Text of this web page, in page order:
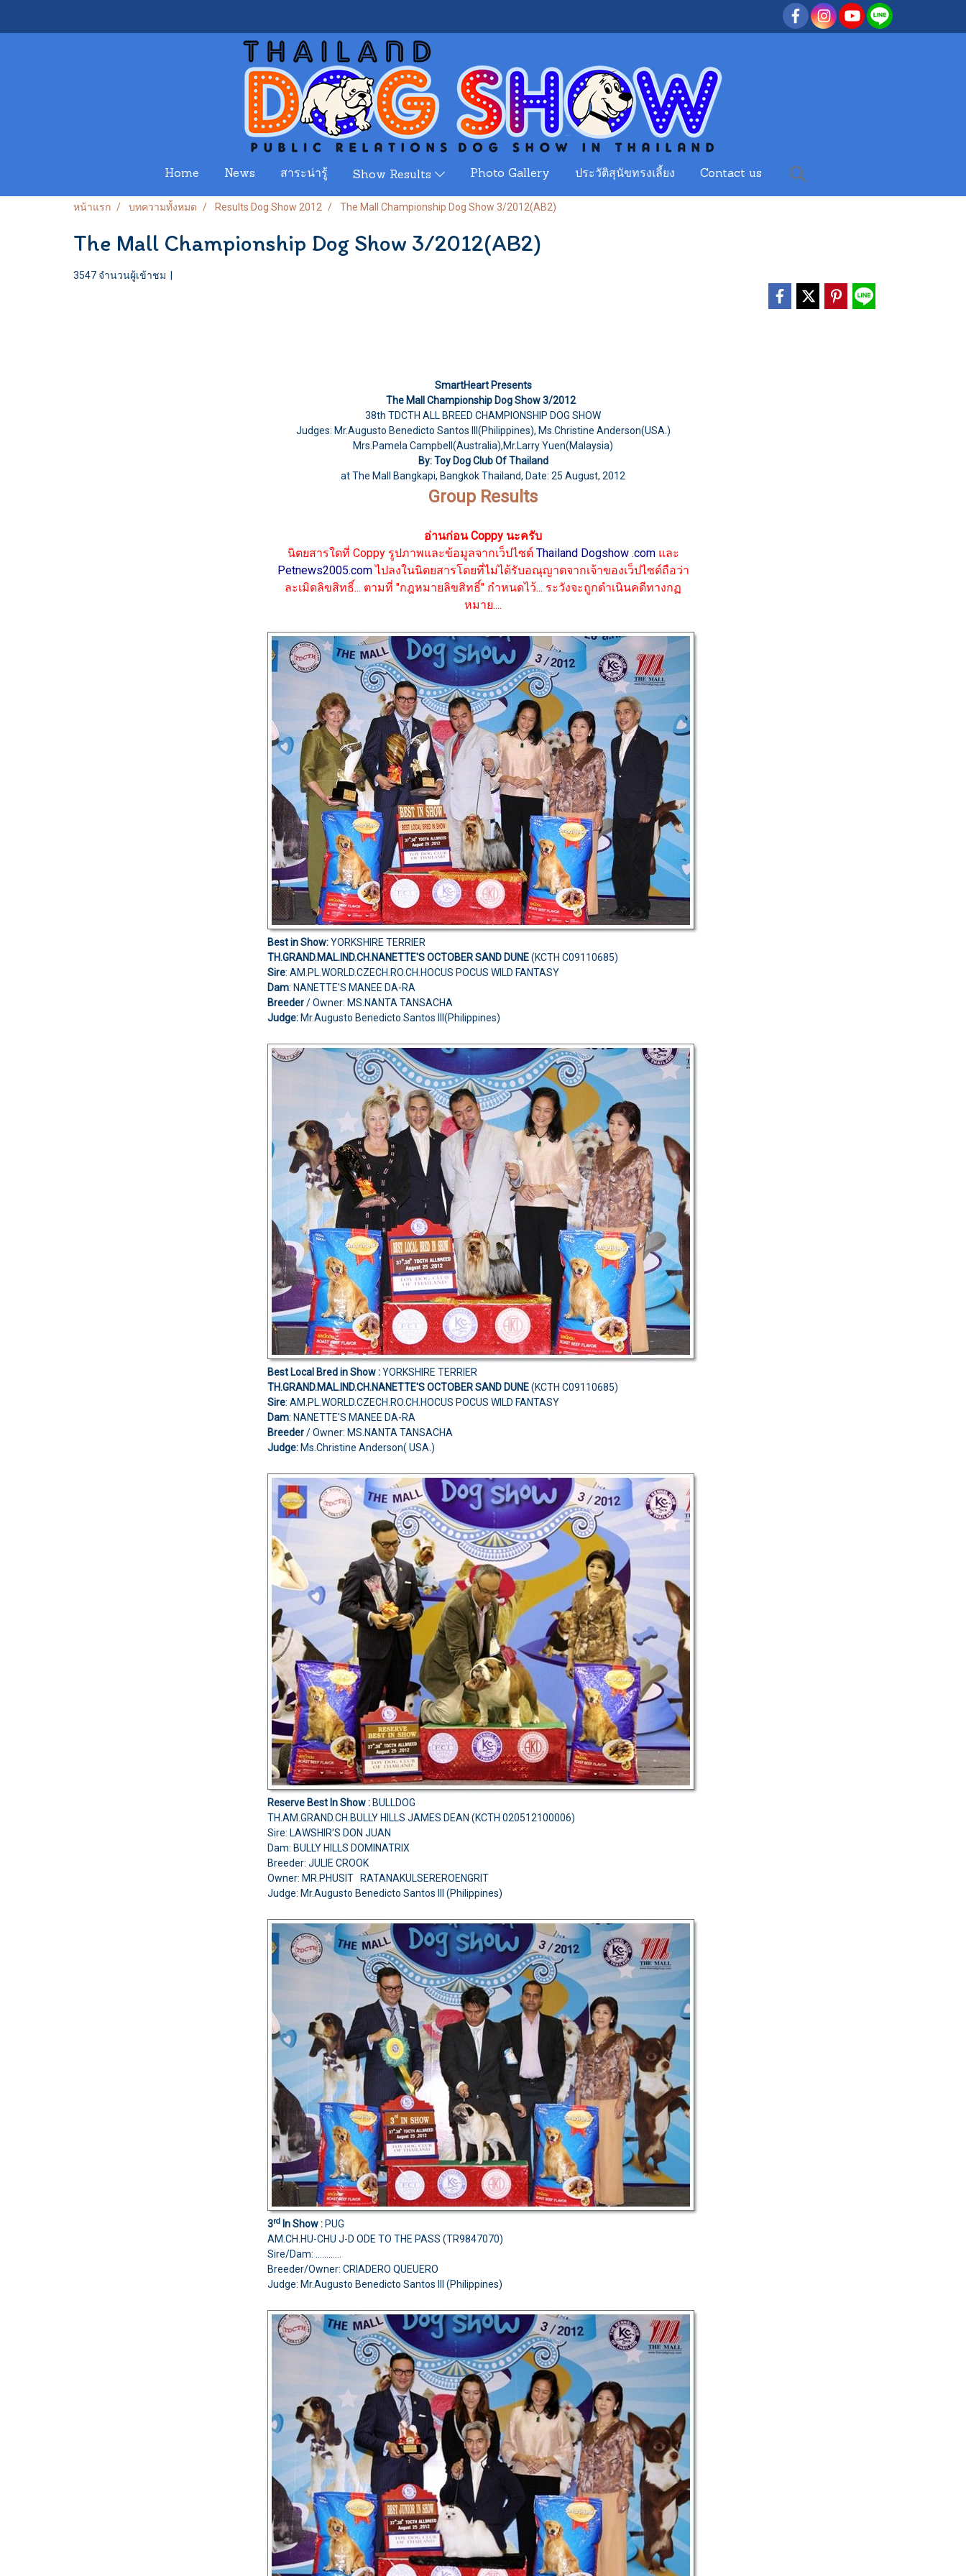
Home News สาระน่ารู้ Show Results Photo Gallery ประวัติสุนัขทรงเลี้ยง Contact us
หน้าแรก บทความทั้งหมด Results Dog Show 2012 The Mall Championship Dog Show 3/2012(AB2)
The Mall Championship Dog Show 3/2012(AB2)
3547 จำนวนผู้เข้าชม |
SmartHeart Presents
The Mall Championship Dog Show 3/2012
38th TDCTH ALL BREED CHAMPIONSHIP DOG SHOW
Judges: Mr.Augusto Benedicto Santos III(Philippines), Ms.Christine Anderson(USA.)
Mrs.Pamela Campbell(Australia),Mr.Larry Yuen(Malaysia)
By: Toy Dog Club Of Thailand
at The Mall Bangkapi, Bangkok Thailand, Date: 25 August, 2012
Group Results
อ่านก่อนCoppy นะครับ
นิตยสารใดที่ Coppy รูปภาพและข้อมูลจากเว็ปไซต์ Thailand Dogshow .comและ
Petnews2005.com ไปลงในนิตยสารโดยที่ไม่ได้รับอณุญาตจากเจ้าของเว็ปไซต์ถือว่า
ละเมิดลิขสิทธิ์... ตามที่ "กฎหมายลิขสิทธิ์" กำหนดไว้... ระวังจะถูกดำเนินคดีทางกฏ
หมาย....
Best in Show:YORKSHIRE TERRIER
TH.GRAND.MAL.IND.CH.NANETTE'S OCTOBER SAND DUNE(KCTH C09110685)
Sire: AM.PL.WORLD.CZECH.RO.CH.HOCUS POCUS WILD FANTASY
Dam: NANETTE'S MANEE DA-RA
Breeder/ Owner: MS.NANTA TANSACHA
Judge: Mr.Augusto Benedicto Santos III(Philippines)
Best Local Bred in Show :YORKSHIRE TERRIER
TH.GRAND.MAL.IND.CH.NANETTE'S OCTOBER SAND DUNE(KCTH C09110685)
Sire: AM.PL.WORLD.CZECH.RO.CH.HOCUS POCUS WILD FANTASY
Dam: NANETTE'S MANEE DA-RA
Breeder/ Owner: MS.NANTA TANSACHA
Judge: Ms.Christine Anderson( USA.)
Reserve Best In Show : BULLDOG
TH.AM.GRAND.CH.BULLY HILLS JAMES DEAN (KCTH 020512100006)
Sire: LAWSHIR'S DON JUAN
Dam: BULLY HILLS DOMINATRIX
Breeder: JULIE CROOK
Owner: MR.PHUSIT RATANAKULSEREROENGRIT
Judge: Mr.Augusto Benedicto Santos III (Philippines)
3rd In Show : PUG
AM.CH.HU-CHU J-D ODE TO THE PASS (TR9847070)
Sire/Dam: …………
Breeder/Owner: CRIADERO QUEUERO
Judge: Mr.Augusto Benedicto Santos III (Philippines)